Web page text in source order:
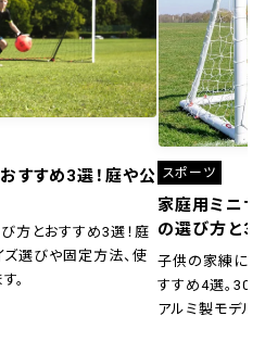
すすめ3選！庭や公
方とおすすめ3選！庭
選びや固定方法、使
。
スポーツ
家庭用ミニサ
の選び方と
子供の家練に！
すすめ4選。30
アルミ製モデル